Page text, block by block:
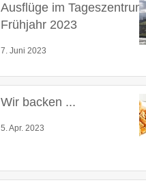
Ausflüge im Tageszentrum
Frühjahr 2023
7. Juni 2023
Wir backen ...
5. Apr. 2023